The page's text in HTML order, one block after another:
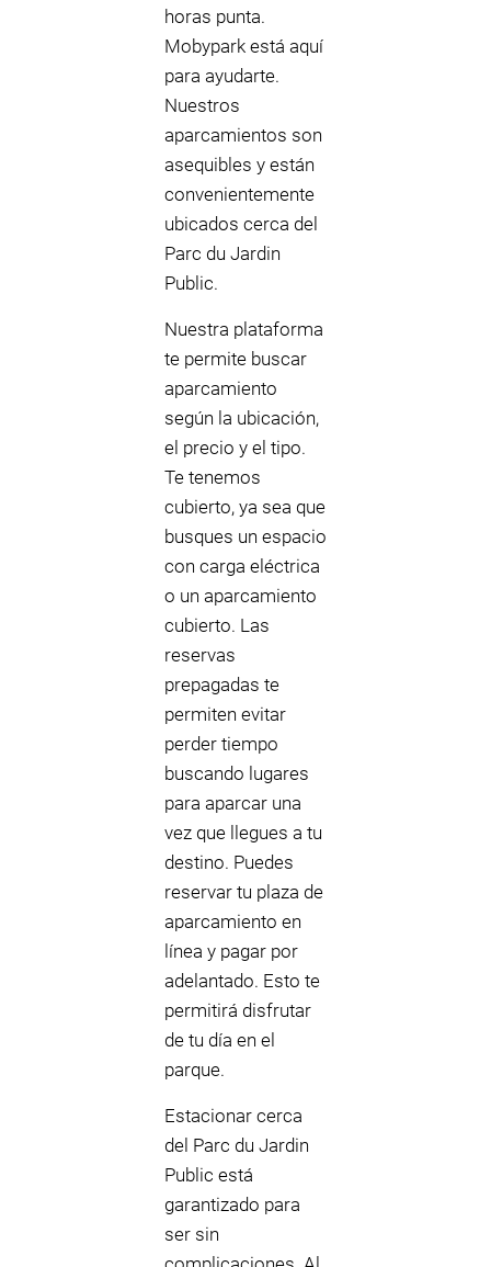
horas punta.
Mobypark está aquí
para ayudarte.
Nuestros
aparcamientos son
asequibles y están
convenientemente
ubicados cerca del
Parc du Jardin
Public.
Nuestra plataforma
te permite buscar
aparcamiento
según la ubicación,
el precio y el tipo.
Te tenemos
cubierto, ya sea que
busques un espacio
con carga eléctrica
o un aparcamiento
cubierto. Las
reservas
prepagadas te
permiten evitar
perder tiempo
buscando lugares
para aparcar una
vez que llegues a tu
destino. Puedes
reservar tu plaza de
aparcamiento en
línea y pagar por
adelantado. Esto te
permitirá disfrutar
de tu día en el
parque.
Estacionar cerca
del Parc du Jardin
Public está
garantizado para
ser sin